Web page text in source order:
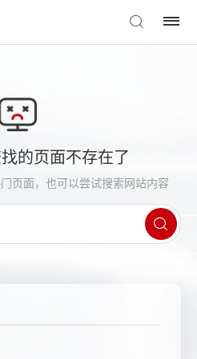
的页面不存在了
页面，也可以尝试搜索网站内容